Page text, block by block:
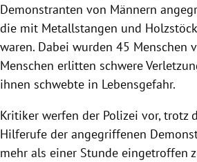
Demonstranten von Männern
die mit Metallstangen und
waren. Dabei wurden 45 Menschen
Menschen erlitten schwere
ihnen schwebte in Lebensgefahr.
Kritiker werfen der Polizei vor, trotz
Hilferufe der angegriffenen
mehr als einer Stunde eingetroffen